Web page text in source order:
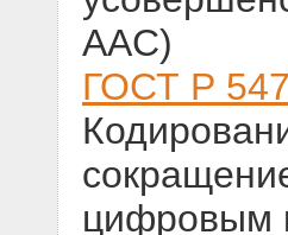
AAC)
ГОСТ Р
цифровым